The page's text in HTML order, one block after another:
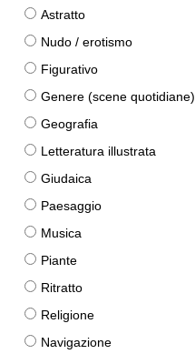
Astratto
Nudo / erotismo
Figurativo
Genere (scene quotidiane)
Geografia
Letteratura illustrata
Giudaica
Paesaggio
Musica
Piante
Ritratto
Religione
Navigazione